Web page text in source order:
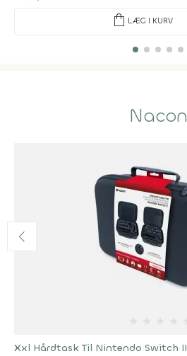
shopping_bag LÆG I KURV
Nacon
Xxl Hårdtask Til Nintendo Switch II